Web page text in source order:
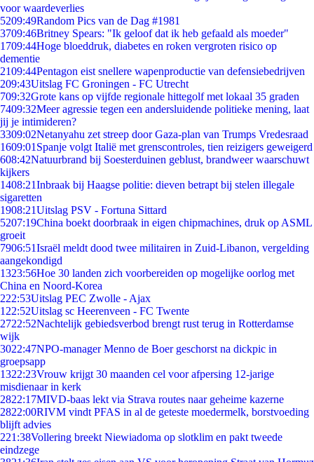
voor waardeverlies
5209:49Random Pics van de Dag #1981
3709:46Britney Spears: "Ik geloof dat ik heb gefaald als moeder"
1709:44Hoge bloeddruk, diabetes en roken vergroten risico op
dementie
2109:44Pentagon eist snellere wapenproductie van defensiebedrijven
209:43Uitslag FC Groningen - FC Utrecht
709:32Grote kans op vijfde regionale hittegolf met lokaal 35 graden
7409:32Meer agressie tegen een andersluidende politieke mening, laat
jij je intimideren?
3309:02Netanyahu zet streep door Gaza-plan van Trumps Vredesraad
1609:01 Spanje volgt Italië met grenscontroles, tien reizigers geweigerd
608:42Natuurbrand bij Soesterduinen geblust, brandweer waarschuwt
kijkers
1408:21Inbraak bij Haagse politie: dieven betrapt bij stelen illegale
sigaretten
1908:21Uitslag PSV - Fortuna Sittard
5207:19China boekt doorbraak in eigen chipmachines, druk op ASML
groeit
7906:51Israël meldt dood twee militairen in Zuid-Libanon, vergelding
aangekondigd
1323:56Hoe 30 landen zich voorbereiden op mogelijke oorlog met
China en Noord-Korea
222:53Uitslag PEC Zwolle - Ajax
1 22:52Uitslag sc Heerenveen - FC Twente
2722:52Nachtelijk gebiedsverbod brengt rust terug in Rotterdamse
wijk
3022:47NPO-manager Menno de Boer geschorst na dickpic in
groepsapp
1322:23Vrouw krijgt 30 maanden cel voor afpersing 12-jarige
misdienaar in kerk
2822:17MIVD-baas lekt via Strava routes naar geheime kazerne
2822:00RIVM vindt PFAS in al de geteste moedermelk, borstvoeding
blijft advies
221:38Vollering breekt Niewiadoma op slotklim en pakt tweede
eindzege